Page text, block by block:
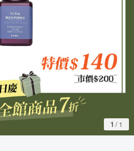
1 / 1